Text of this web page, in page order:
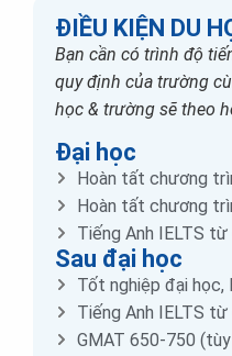
ĐIỀU KIỆN DU
Bạn cần có trình độ
quy định của trường
học & trường sẽ theo
Đại học
Hoàn tất chương
Hoàn tất chương
Tiếng Anh IELTS
Sau đại học
Tốt nghiệp đại
Tiếng Anh IELTS
GMAT 650-750